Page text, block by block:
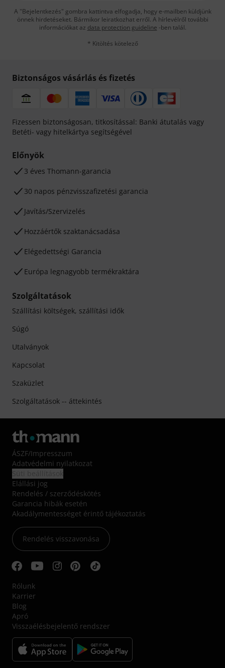
A "Bejelentkezés" gombra kattintva elfogadja, hogy e-mailben küldjünk
önnek hirdetéseket. Bármikor leiratkozhat erről. A hírlevélről további
információkat az data protection guideline -ben talál.
* Kitöltés kötelező
Biztonságos vásárlás és fizetés
Fizessen biztonságosan, titkosítással: Banki átutalás vagy
Betéti- vagy hitelkártya segítségével
Előnyök
3 éves Thomann-garancia
30 napos pénzvisszafizetési garancia
Javítás/Szervizelés
Hozzáértők szaktanácsadása
Elégedettségi Garancia
Európa legnagyobb termékraktára
Szolgáltatások
Szállítási költségek, szállítási idők
Súgó
Utalványok
Kapcsolat
Szaküzlet
Szolgáltatások -- áttekintés
ÁSZF/Impresszum
Adatvédelmi nyilatkozat
Elállási jog
Rendelés / szerződéskötés
Garancia hibák esetén
Akadálymentességet érintő tájékoztatás
Rendelés visszavonása
Rólunk
Karrier
Blog
Apró
Visszaélésbejelentő rendszer